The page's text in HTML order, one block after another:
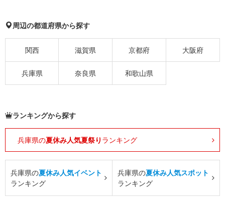
周辺の都道府県から探す
関西 滋賀県 京都府 大阪府
兵庫県 奈良県 和歌山県
ランキングから探す
兵庫県の夏休み人気夏祭り ランキング
兵庫県の夏休み人気イベント
ランキング
兵庫県の夏休み人気スポット
ランキング